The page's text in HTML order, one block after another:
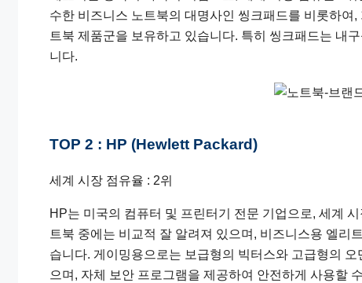
수한 비즈니스 노트북의 대명사인 씽크패드를 비롯하
트북 제품군을 보유하고 있습니다. 특히 씽크패드는 내
니다.
TOP 2 : HP (Hewlett Packard)
세계 시장 점유율 : 2위
HP는 미국의 컴퓨터 및 프린터기 전문 기업으로, 세계
트북 중에는 비교적 잘 알려져 있으며, 비즈니스용 엘리
습니다. 게이밍용으로는 보급형의 빅터스와 고급형의
으며, 자체 보안 프로그램을 제공하여 안전하게 사용할